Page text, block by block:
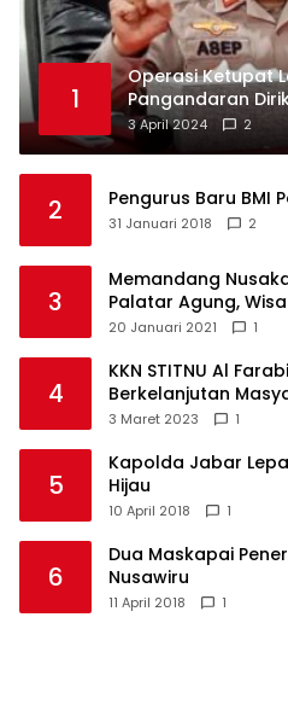
1
Operasi Ketupat
Pangandaran
3 April 2024 2
2 Pengurus Baru BMI
31 Januari 2018 2
3
Memandang
Palatar Agung,
Pandemi
20 Januari 2021 1
4
KKN STITNU Al
Berkelanjutan
Langkaplancar
3 Maret 2023 1
5
Kapolda Jabar
Hijau
10 April 2018 1
6
Dua Maskapai
Nusawiru
11 April 2018 1